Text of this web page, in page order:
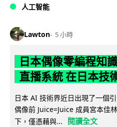
人工智能
Lawton 5 小時
日本偶像零編程知
直播系統 在日本技
日本 AI 技術界近日出現了一個
偶像前 Juice=Juice 成員宮本佳
下，僅憑藉與...
閱讀全文